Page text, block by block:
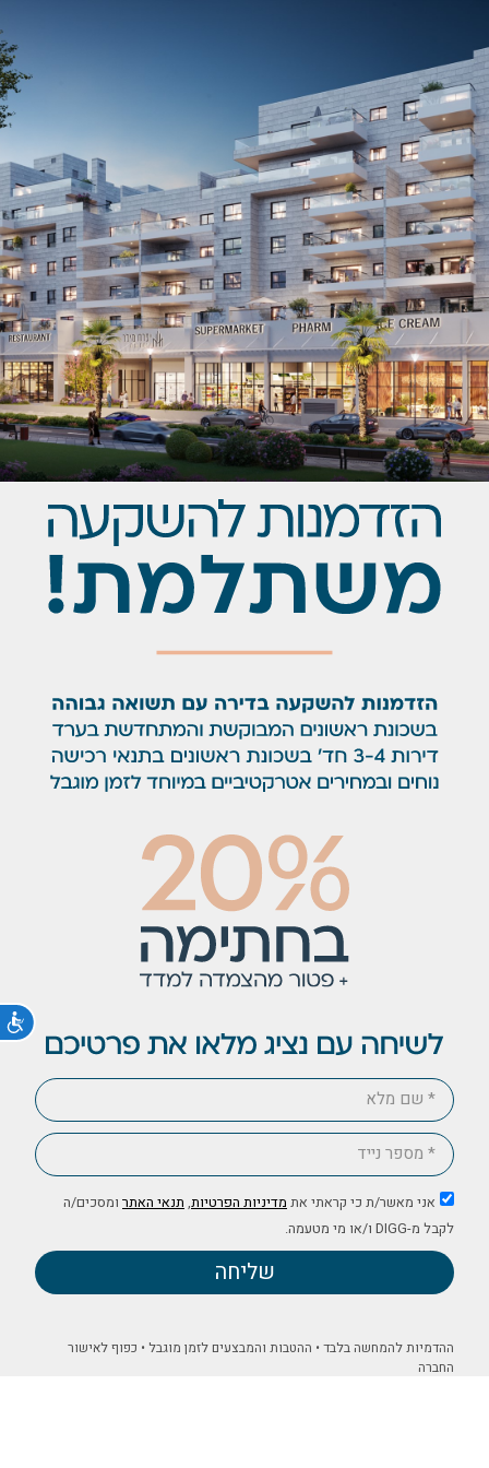
בְּאֲתָר
זֶה
מֻפְעֶלֶת
מַעֲרֶכֶת
נָגִישׁ
בִּקְלִיק
הַמְּסַיַּעַת
לִנְגִישׁוּת
הָאֲתָר.
אני מאשר/ת כי קראתי את מדיניות הפרטיות, תנאי האתר ומסכים/ה
לקבל מ-DIGG ו/או מי מטעמה.
שליחה
ההדמיות להמחשה בלבד • ההטבות והמבצעים לזמן מוגבל • כפוף לאישור
החברה